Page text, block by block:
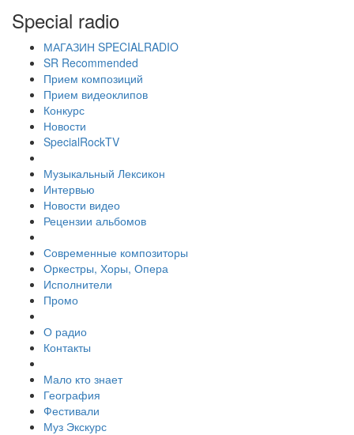
Special radio
МАГАЗИН SPECIALRADIO
SR Recommended
Прием композиций
Прием видеоклипов
Конкурс
Новости
SpecialRockTV
Музыкальный Лексикон
Интервью
Новости видео
Рецензии альбомов
Современные композиторы
Оркестры, Хоры, Опера
Исполнители
Промо
О радио
Контакты
Мало кто знает
География
Фестивали
Муз Экскурс